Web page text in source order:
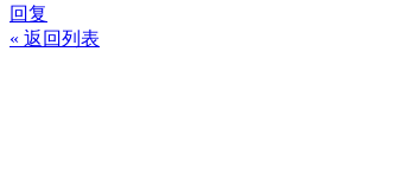
回复
« 返回列表